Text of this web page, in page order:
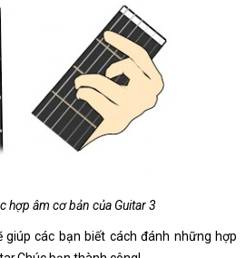
hợp âm cơ bản của Guitar 3
giúp các bạn biết cách đánh những hợp